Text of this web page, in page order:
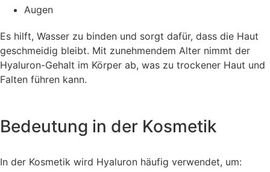
Augen
Es hilft, Wasser zu binden und sorgt dafür, dass die Haut
geschmeidig bleibt. Mit zunehmendem Alter nimmt der
Hyaluron-Gehalt im Körper ab, was zu trockener Haut und
Falten führen kann.
Bedeutung in der Kosmetik
In der Kosmetik wird Hyaluron häufig verwendet, um: